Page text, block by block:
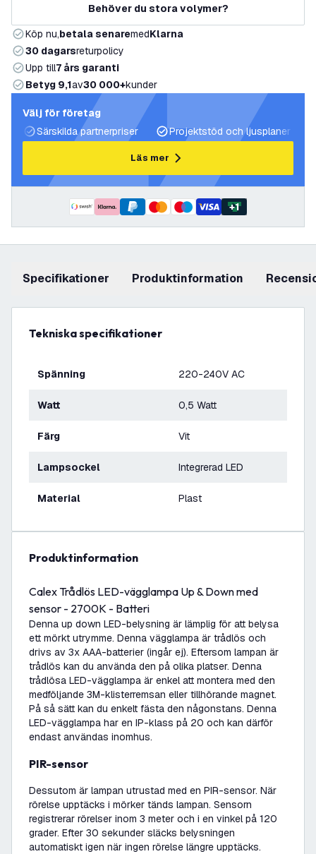
Behöver du stora volymer?
Köp nu,betala senaremedKlarna
30 dagarsreturpolicy
Upp till7 års garanti
Betyg 9,1av30 000+kunder
Välj för företag
Särskilda partnerpriser
Projektstöd och ljusplaner
Läs mer
+1
Specifikationer produktinformation
Tekniska specifikationer
Spänning 220-240V AC
Watt 0,5 Watt
Färg Vit
Lampsockel Integrerad LED
Material Plast
produktinformation
Calex Trådlös LED-vägglampa Up & Down med
sensor - 2700K - Batteri
Denna up down LED-belysning är lämplig för att belysa
ett mörkt utrymme. Denna vägglampa är trådlös och
drivs av 3x AAA-batterier (ingår ej). Eftersom lampan är
trådlös kan du använda den på olika platser. Denna
trådlösa LED-vägglampa är enkel att montera med den
medföljande 3M-klisterremsan eller tillhörande magnet.
På så sätt kan du enkelt fästa den någonstans. Denna
LED-vägglampa har en IP-klass på 20 och kan därför
endast användas inomhus.
PIR-sensor
Dessutom är lampan utrustad med en PIR-sensor. När
rörelse upptäcks i mörker tänds lampan. Sensorn
registrerar rörelser inom 3 meter och i en vinkel på 120
grader. Efter 30 sekunder släcks belysningen
automatiskt igen när ingen rörelse längre upptäcks.